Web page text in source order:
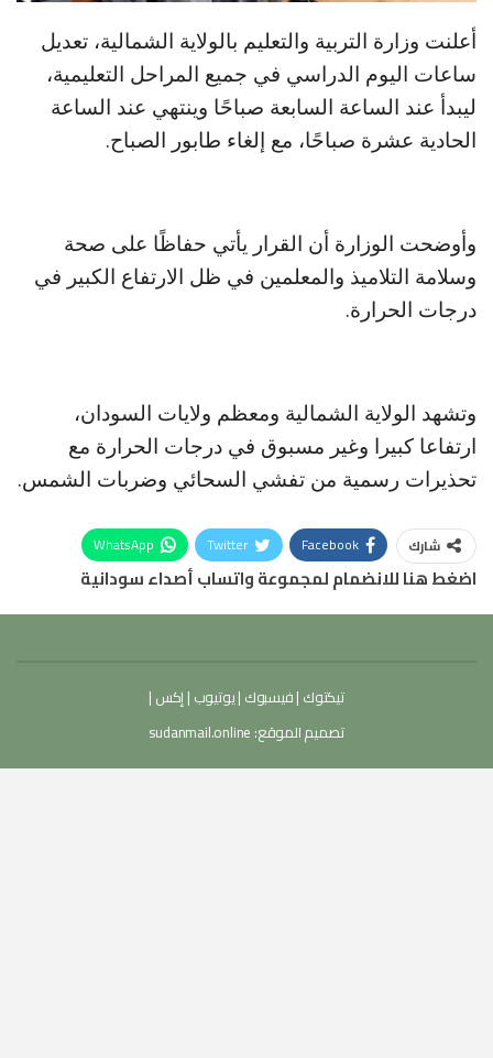
أعلنت وزارة التربية والتعليم بالولاية الشمالية، تعديل
ساعات اليوم الدراسي في جميع المراحل التعليمية،
ليبدأ عند الساعة السابعة صباحًا وينتهي عند الساعة
الحادية عشرة صباحًا، مع إلغاء طابور الصباح.
وأوضحت الوزارة أن القرار يأتي حفاظًا على صحة
وسلامة التلاميذ والمعلمين في ظل الارتفاع الكبير في
درجات الحرارة.
وتشهد الولاية الشمالية ومعظم ولايات السودان،
ارتفاعا كبيرا وغير مسبوق في درجات الحرارة مع
تحذيرات رسمية من تفشي السحائي وضربات الشمس.
شارك Facebook
Twitter
WhatsApp
اضغط هنا للانضمام لمجموعة واتساب أصداء سودانية
تيكتوك |فيسبوك |يوتيوب | إكس |
تصميم الموقع: sudanmail.online